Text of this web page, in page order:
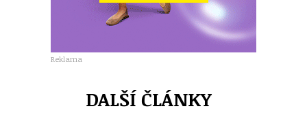
Reklama
DALŠÍ ČLÁNKY